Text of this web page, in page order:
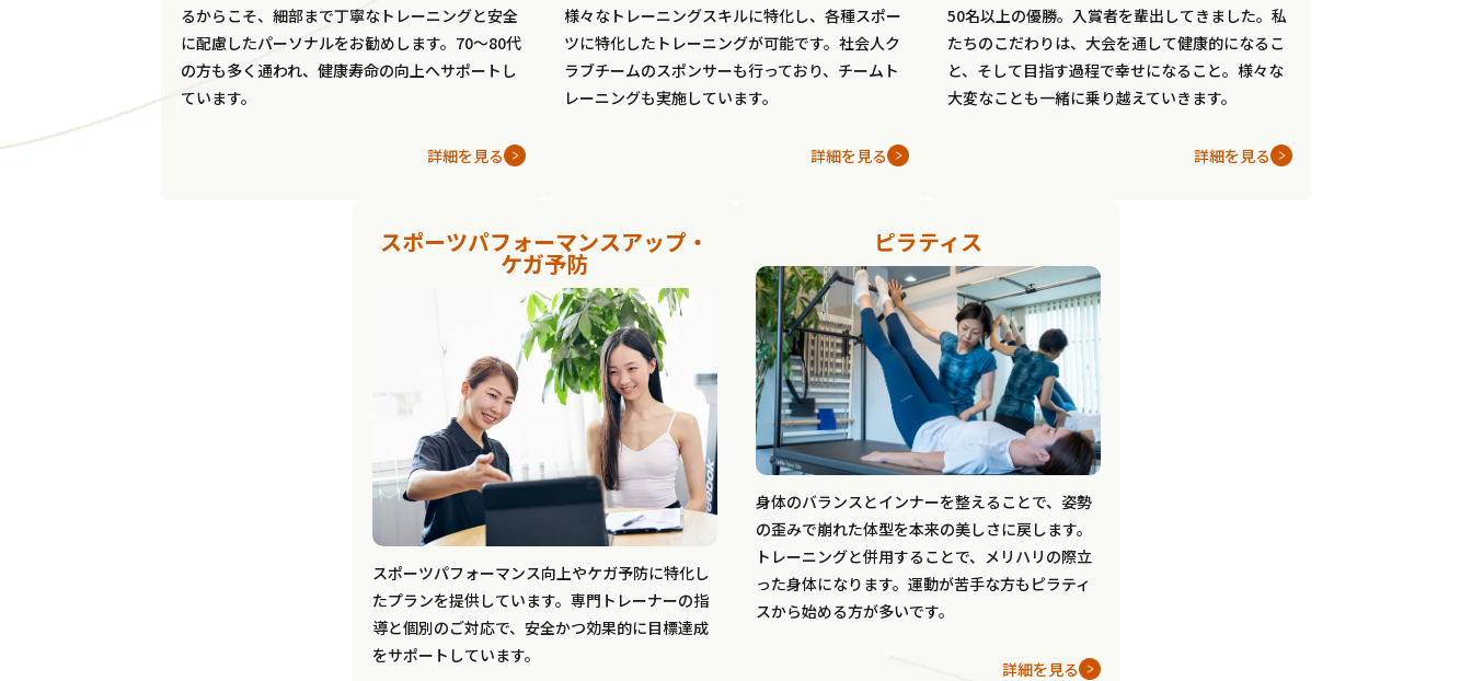
るからこそ、細部まで丁寧なトレーニングと安全
に配慮したパーソナルをお勧めします。70〜80代
の方も多く通われ、健康寿命の向上へサポートし
ています。
詳細を見る
様々なトレーニングスキルに特化し、各種スポー
ツに特化したトレーニングが可能です。社会人ク
ラブチームのスポンサーも行っており、チームト
レーニングも実施しています。
詳細を見る
50名以上の優勝。入賞者を輩出してきました。私
たちのこだわりは、大会を通して健康的になるこ
と、そして目指す過程で幸せになること。様々な
大変なことも一緒に乗り越えていきます。
詳細を見る
スポーツパフォーマンスアップ・
ケガ予防
スポーツパフォーマンス向上やケガ予防に特化し
たプランを提供しています。専門トレーナーの指
導と個別のご対応で、安全かつ効果的に目標達成
をサポートしています。
ピラティス
身体のバランスとインナーを整えることで、姿勢
の歪みで崩れた体型を本来の美しさに戻します。
トレーニングと併用することで、メリハリの際立
った身体になります。運動が苦手な方もピラティ
スから始める方が多いです。
詳細を見る